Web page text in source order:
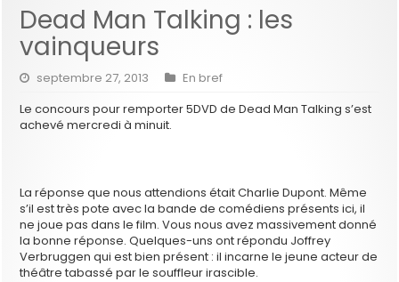
Dead Man Talking : les
vainqueurs
septembre 27, 2013
En bref
Le concours pour remporter 5DVD de Dead Man Talking s’est
achevé mercredi à minuit.
La réponse que nous attendions était Charlie Dupont. Même
s’il est très pote avec la bande de comédiens présents ici, il
ne joue pas dans le film. Vous nous avez massivement donné
la bonne réponse. Quelques-uns ont répondu Joffrey
Verbruggen qui est bien présent : il incarne le jeune acteur de
théâtre tabassé par le souffleur irascible.